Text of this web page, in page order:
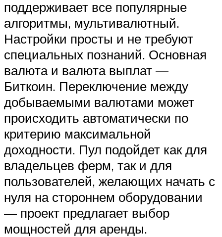
поддерживает все популярные
алгоритмы, мультивалютный.
Настройки просты и не требуют
специальных познаний. Основная
валюта и валюта выплат —
Биткоин. Переключение между
добываемыми валютами может
происходить автоматически по
критерию максимальной
доходности. Пул подойдет как для
владельцев ферм, так и для
пользователей, желающих начать с
нуля на стороннем оборудовании
— проект предлагает выбор
мощностей для аренды.